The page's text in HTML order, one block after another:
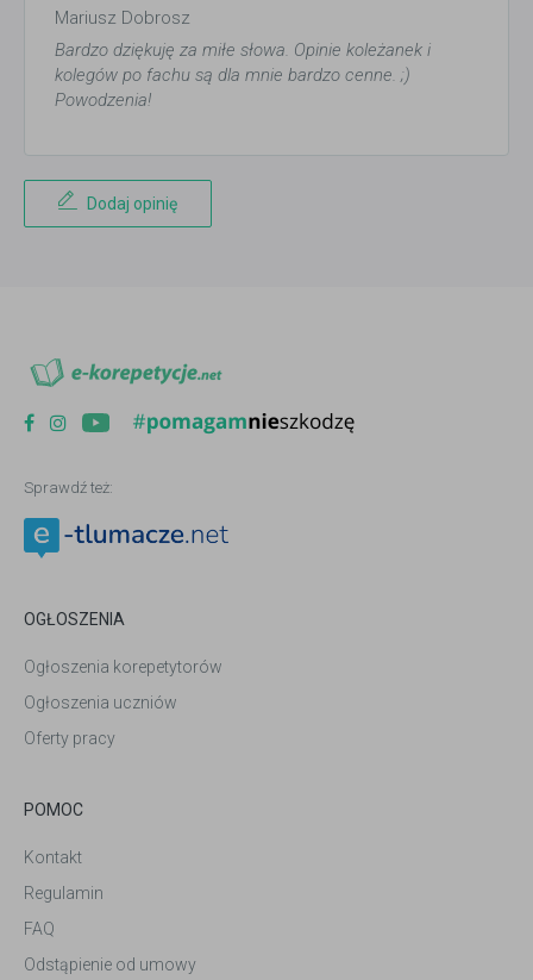
Mariusz Dobrosz
Bardzo dziękuję za miłe słowa. Opinie koleżanek i
kolegów po fachu są dla mnie bardzo cenne. ;)
Powodzenia!
Dodaj opinię
Sprawdź też:
OGŁOSZENIA
Ogłoszenia korepetytorów
Ogłoszenia uczniów
Oferty pracy
POMOC
Kontakt
Regulamin
FAQ
Odstąpienie od umowy